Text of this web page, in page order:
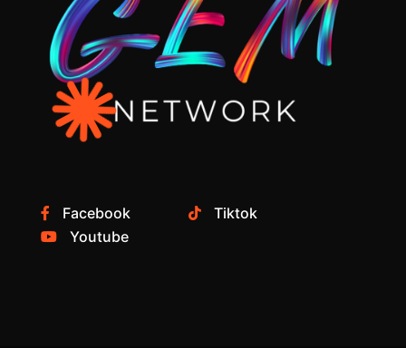
Facebook
Tiktok
Youtube